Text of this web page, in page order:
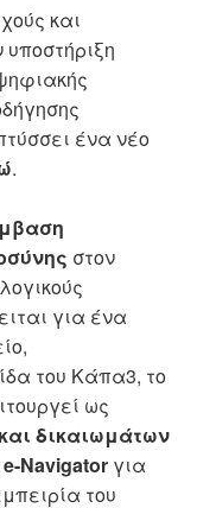
και
ένα νέο
.
στον
για ένα
του Κάπα3, το
ως
δικαιωμάτων
Navigator για
του